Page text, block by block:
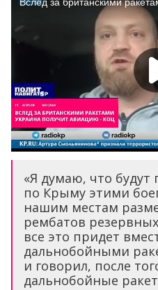
«Я думаю, что будут
по Крыму этими
нашим местам
рембатов
все это придет
дальнобойными
и говорил, после
дальнобойные